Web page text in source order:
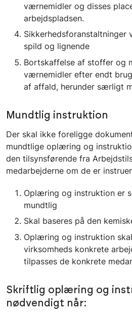
værnemidler og disses
arbejdspladsen.
Sikkerhedsforanstaltninger
spild og lignende
Bortskaffelse af stoffer og
værnemidler efter endt
af affald, herunder særligt
Mundtlig instruktion
Der skal ikke foreligge
mundtlige oplæring og
den tilsynsførende fra
medarbejderne om de er
Oplæring og instruktion er
mundtlig
Skal baseres på den
Oplæring og instruktion
virksomheds konkrete
tilpasses de konkrete
Skriftlig oplæring og
nødvendigt når: